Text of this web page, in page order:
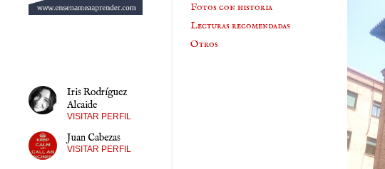
Fotos con historia
Lecturas recomendadas
Otros
Iris Rodríguez
Alcaide
VISITAR PERFIL
Juan Cabezas
VISITAR PERFIL